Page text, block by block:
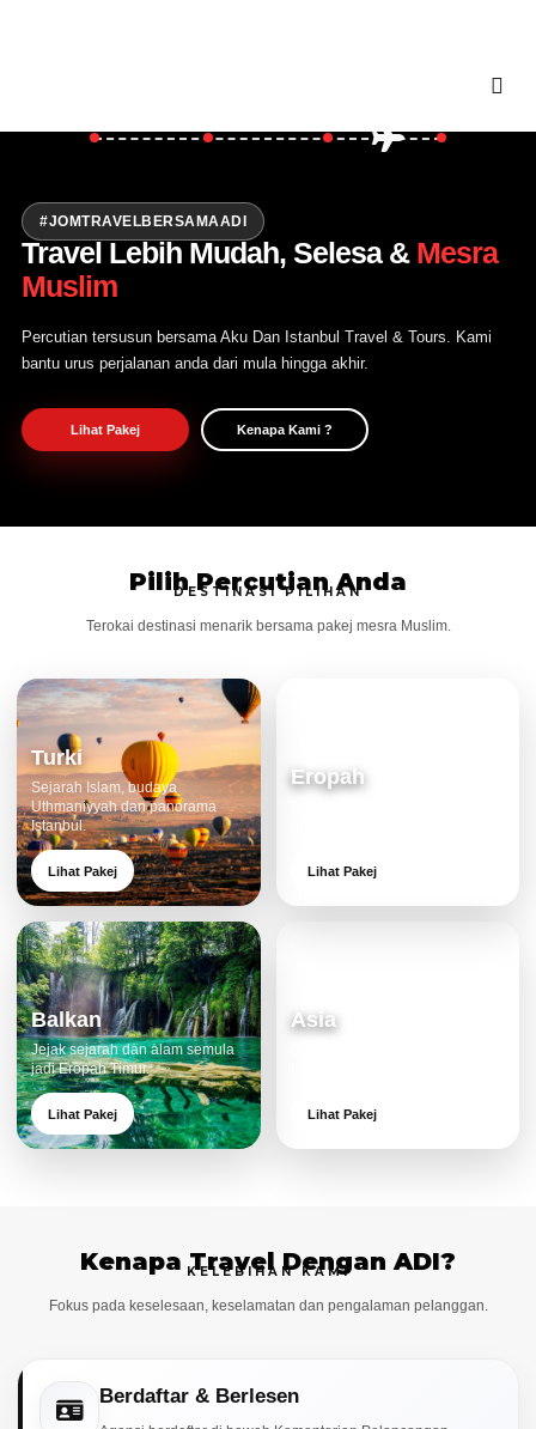
Open Trip
Tentang Kami
Hubungi Kami
#JOMTRAVELBERSAMAADI
Travel Lebih Mudah, Selesa & Mesra
Muslim
Percutian tersusun bersama Aku Dan Istanbul Travel & Tours. Kami
bantu urus perjalanan anda dari mula hingga akhir.
Lihat Pakej Kenapa Kami ?
DESTINASI PILIHAN
Pilih Percutian Anda
Terokai destinasi menarik bersama pakej mesra Muslim.
Turki
Sejarah Islam, budaya
Uthmaniyyah dan panorama
Istanbul.
Lihat Pakej
Eropah
Lihat Pakej
Balkan
Jejak sejarah dan alam semula
jadi Eropah Timur.
Lihat Pakej
Asia
Lihat Pakej
KELEBIHAN KAMI
Kenapa Travel Dengan ADI?
Fokus pada keselesaan, keselamatan dan pengalaman pelanggan.
Berdaftar & Berlesen